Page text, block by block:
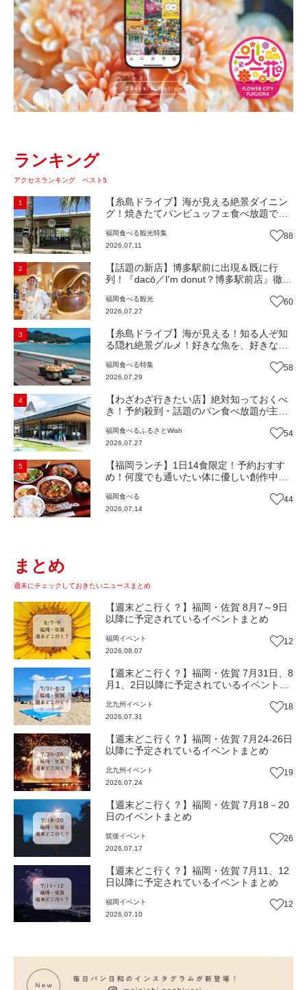
ランキング
アクセスランキング ベスト5
1
【糸島ドライブ】海が見える絶景ダイニン
グ！焼きたてパンビュッフェ食べ放題で大
Beach Cafe』（福岡・糸島市）【まち歩
き】
福岡食べる観光特集
2026.07.11
88
2
【話題の新店】博多駅前に出現＆既に行
列！『dacō／I'm donut？博多駅前店』徹底
しみ方＆イチオシメニューも紹介！（福岡
市博多区）【まち歩き】
福岡食べる観光
2026.07.27
60
3
【糸島ドライブ】海が見える！知る人ぞ知
る隠れ絶景グルメ！好きな魚を、好きなだ
堂』（福岡市西区）【まち歩き】
福岡食べる特集
2026.07.29
58
4
【わざわざ行きたい店】絶対知っておくべ
き！予約殺到・話題のパン食べ放題が主
『bound garden』（福岡・新宮町）【まち
歩き】
福岡食べるふるさとWish
2026.07.27
54
5
【福岡ランチ】1日14食限定！予約おすす
め！何度でも通いたい体に優しい創作中華
【まち歩き】
福岡食べる
2026.07.14
44
まとめ
週末にチェックしておきたいニュースまとめ
【週末どこ行く？】福岡・佐賀 8月7～9日
以降に予定されているイベントまとめ
福岡 イベント
2026.08.07
12
【週末どこ行く？】福岡・佐賀 7月31日、8
月1、2日以降に予定されているイベントま
北九州 イベント
2026.07.31
18
【週末どこ行く？】福岡・佐賀 7月24-26日
以降に予定されているイベントまとめ
北九州 イベント
2026.07.24
19
【週末どこ行く？】福岡・佐賀 7月18－20
日のイベントまとめ
筑後イベント
2026.07.17
26
【週末どこ行く？】福岡・佐賀 7月11、12
日以降に予定されているイベントまとめ
福岡 イベント
2026.07.10
12